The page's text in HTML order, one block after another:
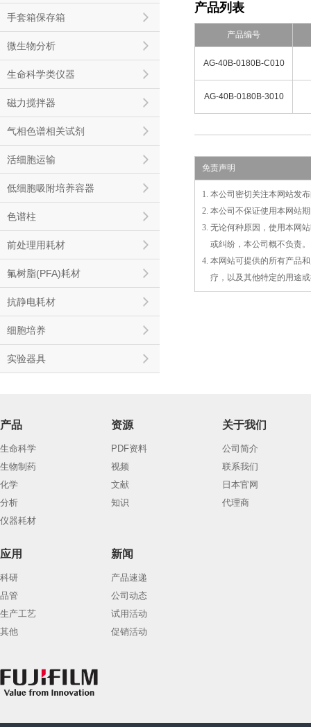
手套箱保存箱
微生物分析
生命科学类仪器
磁力搅拌器
气相色谱相关试剂
活细胞运输
低细胞吸附培养容器
色谱柱
前处理用耗材
氟树脂(PFA)耗材
抗静电耗材
细胞培养
实验器具
产品列表
产品编号
AG-40B-0180B-C010
AG-40B-0180B-3010
免责声明
1. 本公司密切关注本网站发
2. 本公司不保证使用本网站
3. 无论何种原因，使用本网
或纠纷，本公司概不负责。
4. 本网站可提供的所有产品
疗，以及其他特定的用途
产品
生命科学
生物制药
化学
分析
仪器耗材
资源
PDF资料
视频
文献
知识
关于我们
公司简介
联系我们
日本官网
代理商
应用
科研
品管
生产工艺
其他
新闻
产品速递
公司动态
试用活动
促销活动